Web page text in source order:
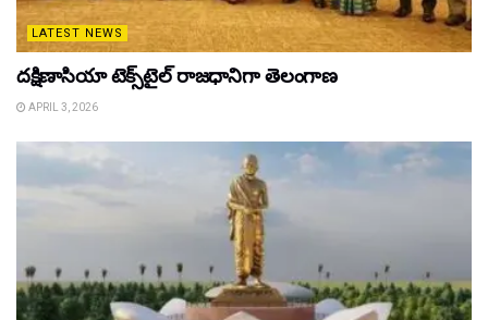
LATEST NEWS
దక్షిణాసియా టెక్స్‌టైల్ రాజధానిగా తెలంగాణ
APRIL 3, 2026